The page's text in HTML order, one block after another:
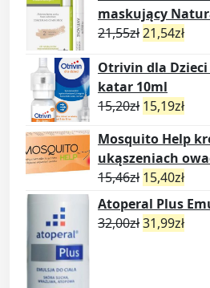
maskujący
21,55zł21,54zł
Otrivin dla Dzieci
katar 10ml
15,20zł 15,19zł
Mosquito Help
ukąszeniach
15,46zł 15,40zł
Atoperal Plus
32,00zł31,99zł